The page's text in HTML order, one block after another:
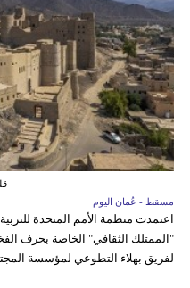
مسقط - عُمان اليوم
اعتمدت منظمة الأمم المتحدة
"الممتلك الثقافي" الخاصة بحرف
لفريق بهلاء التطوعي لمؤسسة